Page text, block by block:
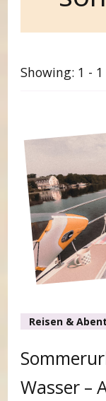
Showing: 1 -
Reisen &
Wasser –